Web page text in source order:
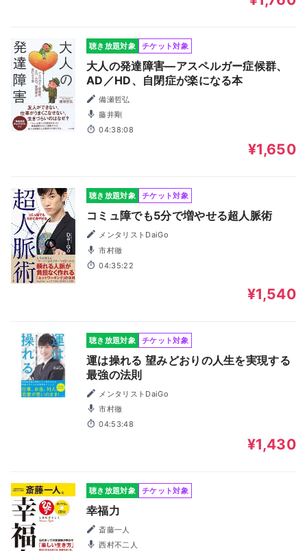
聴き放題対象 チケット対象
大人の発達障害―アスペルガー症候群、
AD／HD、自閉症が楽になる本
備瀬哲弘
藤井剛
04:38:08
¥1,650
聴き放題対象 チケット対象
コミュ障でも5分で増やせる超人脈術
メンタリストDaiGo
市村徹
04:35:22
¥1,540
聴き放題対象 チケット対象
運は操れる 望みどおりの人生を実現する
最強の法則
メンタリストDaiGo
市村徹
04:53:48
¥1,430
聴き放題対象 チケット対象
幸福力
斎藤一人
西村不二人